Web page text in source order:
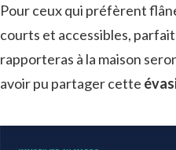
Pour ceux qui préfèrent
courts et accessibles,
rapporteras à la maison
avoir pu partager cette